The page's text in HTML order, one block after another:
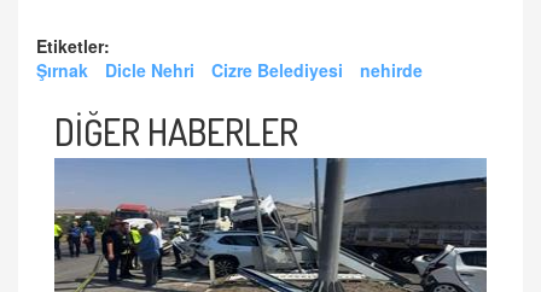
Etiketler:
Şırnak
Dicle Nehri Cizre Belediyesi nehirde
DİĞER HABERLER